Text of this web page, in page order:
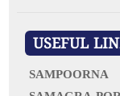
USEFUL
SAMPOORNA